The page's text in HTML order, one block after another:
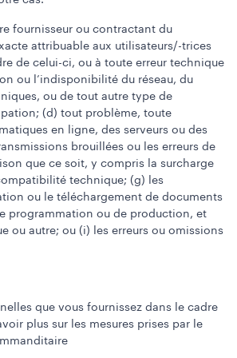
fournisseur ou contractant du
attribuable aux utilisateurs/-trices
de celui-ci, ou à toute erreur technique
ou l’indisponibilité du réseau, du
ou de tout autre type de
(d) tout problème, toute
en ligne, des serveurs ou des
brouillées ou les erreurs de
que ce soit, y compris la surcharge
technique; (g) les
ou le téléchargement de documents
programmation ou de production, et
ou autre; ou (i) les erreurs ou omissions
que vous fournissez dans le cadre
plus sur les mesures prises par le